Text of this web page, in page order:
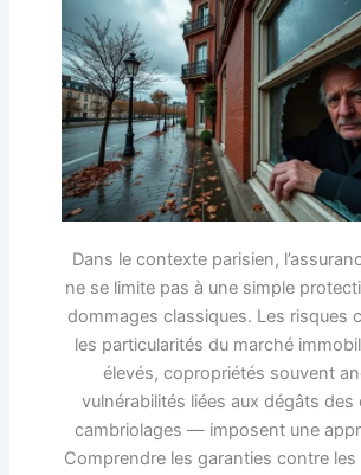
Dans le contexte parisien,
ne se limite pas à une simple
dommages classiques. Les risques
les particularités du marché
élevés, copropriétés souvent
vulnérabilités liées aux dégâts des
cambriolages — imposent une
Comprendre les garanties contre